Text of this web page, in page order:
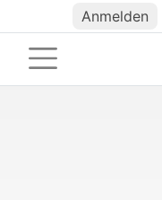
Anmelden